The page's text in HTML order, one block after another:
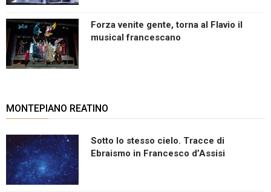
Forza venite gente, torna al Flavio il
musical francescano
MONTEPIANO REATINO
Sotto lo stesso cielo. Tracce di
Ebraismo in Francesco d’Assisi